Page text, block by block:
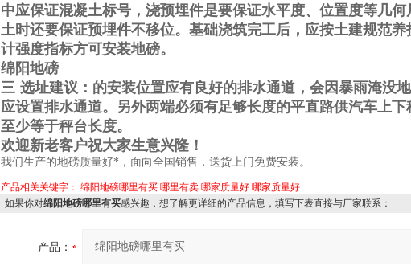
中应保证混凝土标号，浇预埋件是要保证水平度、位置度等几
土时还要保证预埋件不移位。基础浇筑完工后，应按土建规范
计强度指标方可安装地磅。
绵阳地磅
三 选址建议：的安装位置应有良好的排水通道，会因暴雨淹没地
应设置排水通道。另外两端必须有足够长度的平直路供汽车上
至少等于秤台长度。
欢迎新老客户祝大家生意兴隆！
我们生产的地磅质量好*，面向全国销售，送货上门免费安装。
产品相关关键字： 绵阳地磅哪里有买 哪里有卖 哪家质量好 哪家质量好
如果你对绵阳地磅哪里有买感兴趣，想了解更详细的产品信息，填写下表直接与厂家联系：
产品：